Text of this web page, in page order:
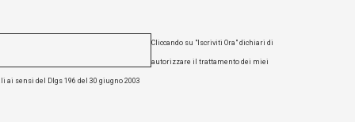
Cliccando su "Iscriviti Ora" dichiari di
autorizzare il trattamento dei miei
ai sensi del Dlgs 196 del 30 giugno 2003